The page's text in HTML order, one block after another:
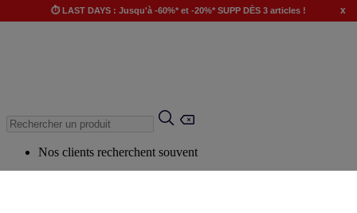
⏱️ LAST DAYS : Jusqu'à -60%* et -20%* SUPP DÈS 3 articles ! x
Nos clients recherchent souvent